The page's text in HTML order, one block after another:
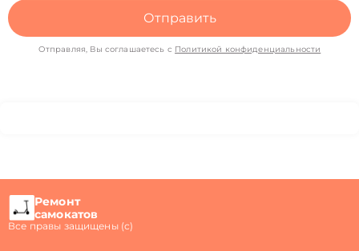
Отправить
Отправляя, Вы соглашаетесь с Политикой конфиденциальности
Ремонт
самокатов
Все правы защищены (с)